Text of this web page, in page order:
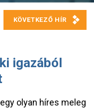
igazából
olyan híres meleg